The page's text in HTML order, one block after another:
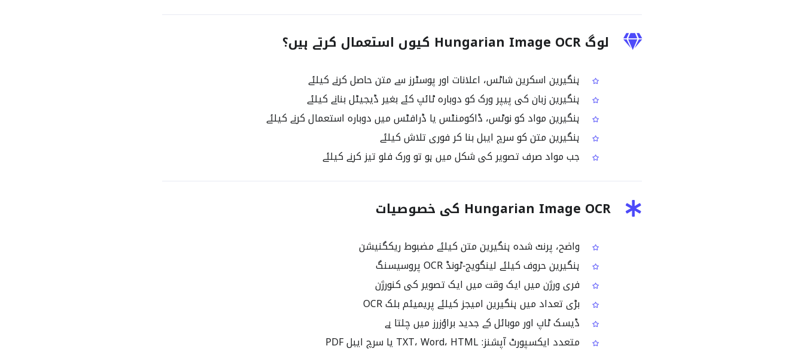
لوگ Hungarian Image OCR کیوں استعمال کرتے ہیں؟
ہنگیرین اسکرین شاٹس، اعلانات اور پوسٹرز سے متن حاصل کرنے کیلئے
ہنگیرین زبان کی پیپر ورک کو دوبارہ ٹائپ کئے بغیر ڈیجیٹل بنانے کیلئے
ہنگیرین مواد کو نوٹس، ڈاکومنٹس یا ڈرافٹس میں دوبارہ استعمال کرنے کیلئے
ہنگیرین متن کو سرچ ایبل بنا کر فوری تلاش کیلئے
جب مواد صرف تصویر کی شکل میں ہو تو ورک فلو تیز کرنے کیلئے
Hungarian Image OCR کی خصوصیات
واضح، پرنٹ شدہ ہنگیرین متن کیلئے مضبوط ریکگنیشن
ہنگیرین حروف کیلئے لینگویج‑ٹونڈ OCR پروسیسنگ
فری ورژن میں ایک وقت میں ایک تصویر کی کنورژن
بڑی تعداد میں ہنگیرین امیجز کیلئے پریمیئم بلک OCR
ڈیسک ٹاپ اور موبائل کے جدید براؤزرز میں چلتا ہے
متعدد ایکسپورٹ آپشنز: TXT، Word، HTML یا سرچ ایبل PDF